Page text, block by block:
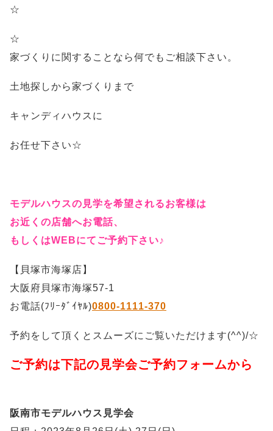
☆
☆
家づくりに関することなら何でもご相談下さい。
土地探しから家づくりまで
キャンディハウスに
お任せ下さい☆
モデルハウスの見学を希望されるお客様は
お近くの店舗へお電話、
もしくはWEBにてご予約下さい♪
【貝塚市海塚店】
大阪府貝塚市海塚57-1
お電話(ﾌﾘｰﾀﾞｲﾔﾙ)0800-1111-370
予約をして頂くとスムーズにご覧いただけます(^^)/☆
ご予約は下記の見学会ご予約フォームから
阪南市モデルハウス見学会